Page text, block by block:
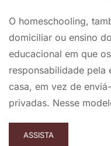
O homeschooling,
domiciliar ou ensino
educacional em que
responsabilidade pela
casa, em vez de
privadas. Nesse
ASSISTA